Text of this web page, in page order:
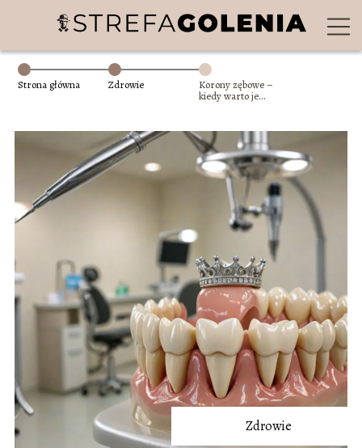
Strona główna Zdrowie
Korony zębowe –
kiedy warto je
Zdrowie